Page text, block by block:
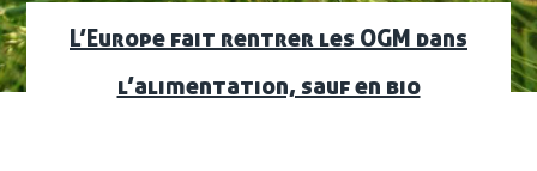
L’Europe fait rentrer les OGM dans
l’alimentation, sauf en bio